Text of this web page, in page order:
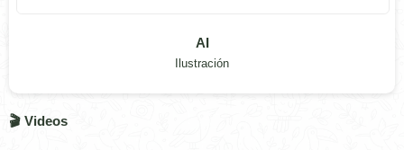
AI
Ilustración
🎬 Videos